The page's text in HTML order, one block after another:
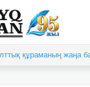
құраманың жаңа